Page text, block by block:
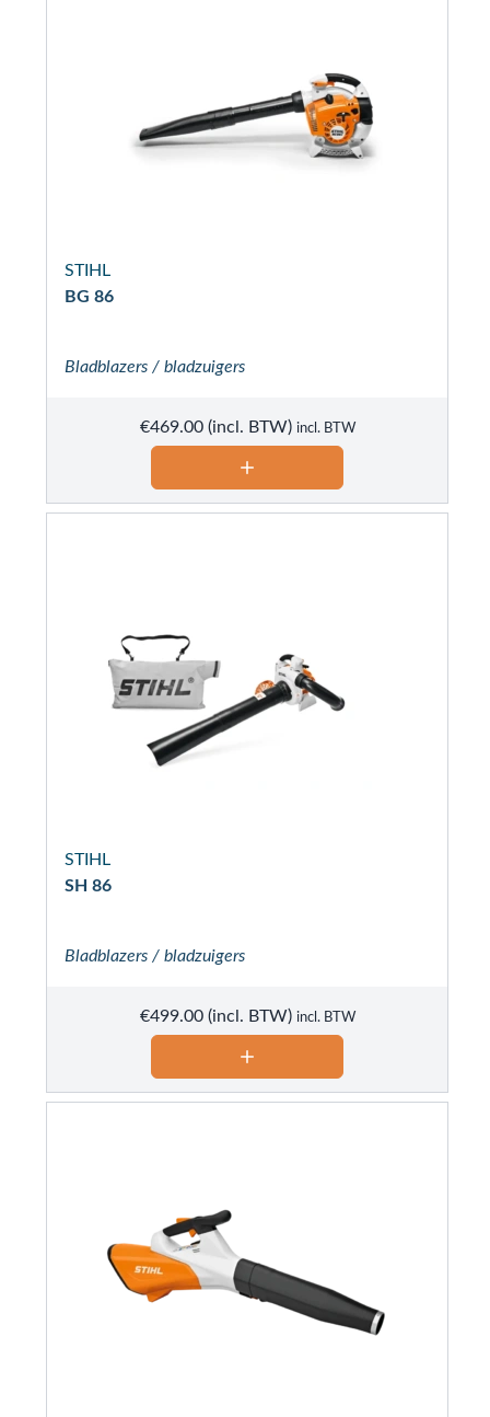
STIHL
BG 86
Bladblazers / bladzuigers
€469.00 incl. BTW
STIHL
SH 86
Bladblazers / bladzuigers
€499.00 incl. BTW